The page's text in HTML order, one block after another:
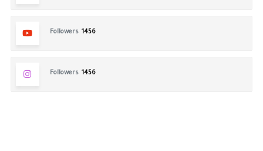
Followers 1456
Followers 1456